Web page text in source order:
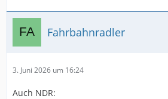
Fahrbahnradler
3. Juni 2026 um 16:24
Auch NDR: